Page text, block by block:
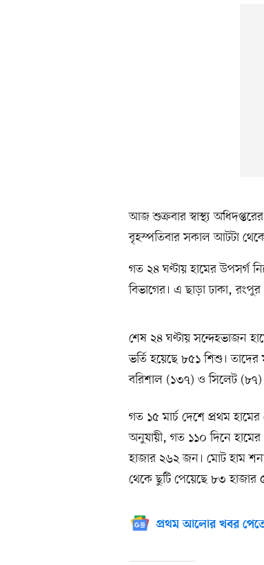
আজ শুক্রবার স্বাস্থ্য
বৃহস্পতিবার সকাল আটটা
গত ২৪ ঘণ্টায় হামের উপসর্গ
বিভাগের। এ ছাড়া ঢাকা,
শেষ ২৪ ঘণ্টায় সন্দেহভাজন
ভর্তি হয়েছে ৮৫১ শিশু।
বরিশাল (১৩৭) ও সিলেট
গত ১৫ মার্চ দেশে প্রথম
অনুযায়ী, গত ১১০ দিনে
হাজার ২৬২ জন। মোট হাম
থেকে ছুটি পেয়েছে ৮৩
প্রথম আলোর খবর